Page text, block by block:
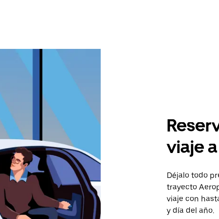
viaje
Déjalo todo
trayecto
viaje con
y día del año.